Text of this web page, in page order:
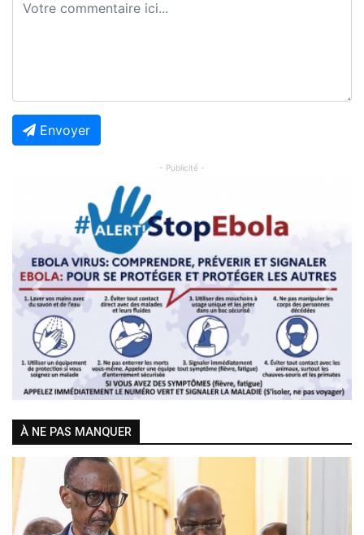
Envoyer
- Publicité -
Previous Next
À NE PAS MANQUER